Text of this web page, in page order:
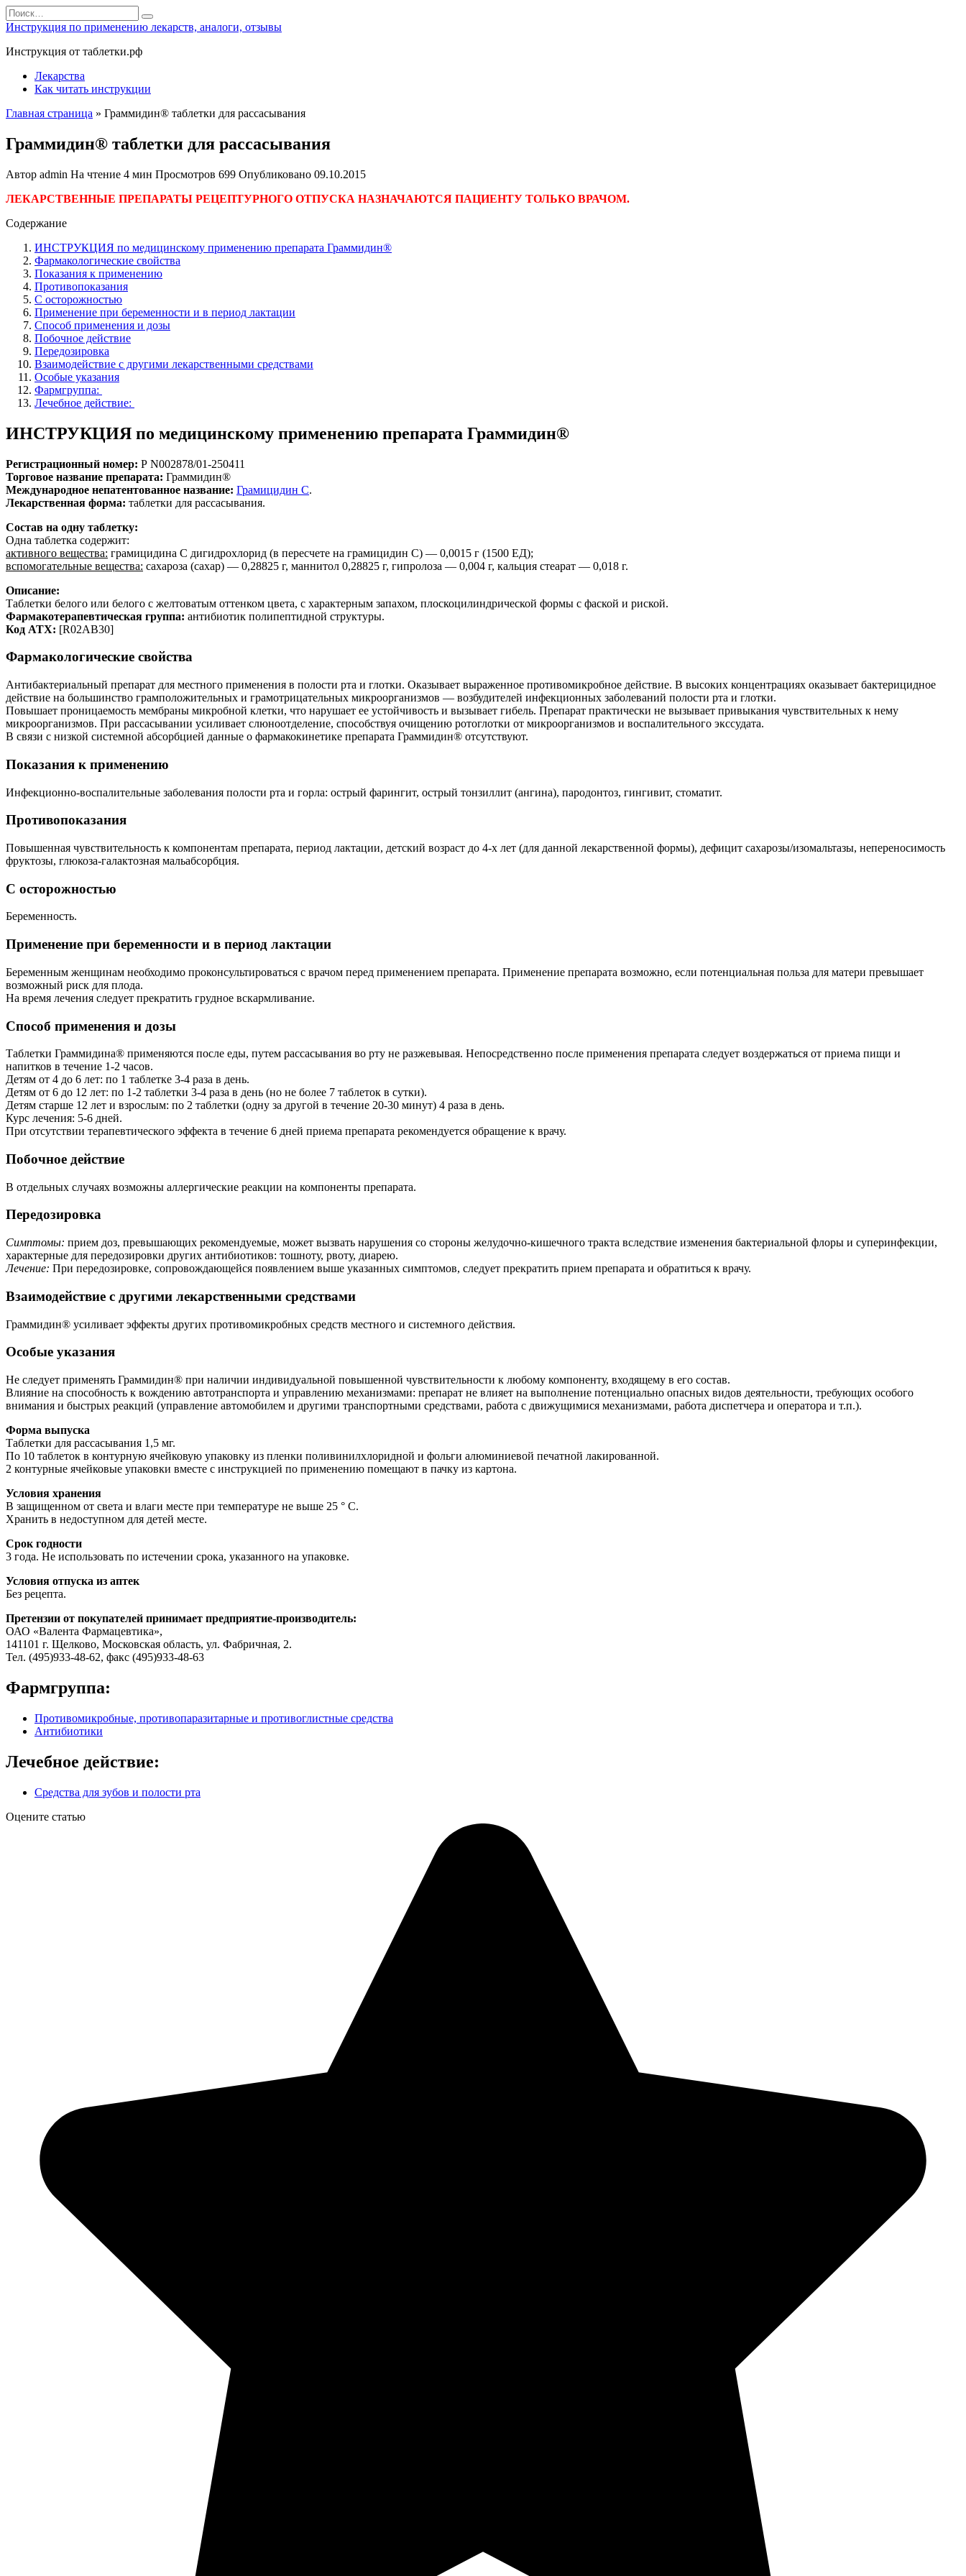
Перейти
к
содержанию
Search
for:
Инструкция по применению лекарств, аналоги, отзывы
Инструкция от таблетки.рф
Лекарства
Как читать инструкции
Главная страница » Граммидин® таблетки для рассасывания
Граммидин® таблетки для рассасывания
Автор admin На чтение 4 мин Просмотров 699 Опубликовано 09.10.2015
ЛЕКАРСТВЕННЫЕ ПРЕПАРАТЫ РЕЦЕПТУРНОГО ОТПУСКА НАЗНАЧАЮТСЯ ПАЦИЕНТУ ТОЛЬКО ВРАЧОМ.
Содержание
ИНСТРУКЦИЯ по медицинскому применению препарата Граммидин®
Фармакологические свойства
Показания к применению
Противопоказания
С осторожностью
Применение при беременности и в период лактации
Способ применения и дозы
Побочное действие
Передозировка
Взаимодействие с другими лекарственными средствами
Особые указания
Фармгруппа:
Лечебное действие:
ИНСТРУКЦИЯ по медицинскому применению препарата Граммидин®
Регистрационный номер: Р N002878/01-250411
Торговое название препарата: Граммидин®
Международное непатентованное название: Грамицидин С.
Лекарственная форма: таблетки для рассасывания.
Состав на одну таблетку:
Одна таблетка содержит:
активного вещества: грамицидина С дигидрохлорид (в пересчете на грамицидин С) — 0,0015 г (1500 ЕД);
вспомогательные вещества: сахароза (сахар) — 0,28825 г, маннитол 0,28825 г, гипролоза — 0,004 г, кальция стеарат — 0,018 г.
Описание:
Таблетки белого или белого с желтоватым оттенком цвета, с характерным запахом, плоскоцилиндрической формы с фаской и риской.
Фармакотерапевтическая группа: антибиотик полипептидной структуры.
Код АТХ: [R02AB30]
Фармакологические свойства
Антибактериальный препарат для местного применения в полости рта и глотки. Оказывает выраженное противомикробное действие. В высоких концентрациях оказывает бактерицидное
действие на большинство грамположительных и грамотрицательных микроорганизмов — возбудителей инфекционных заболеваний полости рта и глотки.
Повышает проницаемость мембраны микробной клетки, что нарушает ее устойчивость и вызывает гибель. Препарат практически не вызывает привыкания чувствительных к нему
микроорганизмов. При рассасывании усиливает слюноотделение, способствуя очищению ротоглотки от микроорганизмов и воспалительного экссудата.
В связи с низкой системной абсорбцией данные о фармакокинетике препарата Граммидин® отсутствуют.
Показания к применению
Инфекционно-воспалительные заболевания полости рта и горла: острый фарингит, острый тонзиллит (ангина), пародонтоз, гингивит, стоматит.
Противопоказания
Повышенная чувствительность к компонентам препарата, период лактации, детский возраст до 4-х лет (для данной лекарственной формы), дефицит сахарозы/изомальтазы, непереносимость
фруктозы, глюкоза-галактозная мальабсорбция.
С осторожностью
Беременность.
Применение при беременности и в период лактации
Беременным женщинам необходимо проконсультироваться с врачом перед применением препарата. Применение препарата возможно, если потенциальная польза для матери превышает
возможный риск для плода.
На время лечения следует прекратить грудное вскармливание.
Способ применения и дозы
Таблетки Граммидина® применяются после еды, путем рассасывания во рту не разжевывая. Непосредственно после применения препарата следует воздержаться от приема пищи и
напитков в течение 1-2 часов.
Детям от 4 до 6 лет: по 1 таблетке 3-4 раза в день.
Детям от 6 до 12 лет: по 1-2 таблетки 3-4 раза в день (но не более 7 таблеток в сутки).
Детям старше 12 лет и взрослым: по 2 таблетки (одну за другой в течение 20-30 минут) 4 раза в день.
Курс лечения: 5-6 дней.
При отсутствии терапевтического эффекта в течение 6 дней приема препарата рекомендуется обращение к врачу.
Побочное действие
В отдельных случаях возможны аллергические реакции на компоненты препарата.
Передозировка
Симптомы: прием доз, превышающих рекомендуемые, может вызвать нарушения со стороны желудочно-кишечного тракта вследствие изменения бактериальной флоры и суперинфекции,
характерные для передозировки других антибиотиков: тошноту, рвоту, диарею.
Лечение: При передозировке, сопровождающейся появлением выше указанных симптомов, следует прекратить прием препарата и обратиться к врачу.
Взаимодействие с другими лекарственными средствами
Граммидин® усиливает эффекты других противомикробных средств местного и системного действия.
Особые указания
Не следует применять Граммидин® при наличии индивидуальной повышенной чувствительности к любому компоненту, входящему в его состав.
Влияние на способность к вождению автотранспорта и управлению механизмами: препарат не влияет на выполнение потенциально опасных видов деятельности, требующих особого
внимания и быстрых реакций (управление автомобилем и другими транспортными средствами, работа с движущимися механизмами, работа диспетчера и оператора и т.п.).
Форма выпуска
Таблетки для рассасывания 1,5 мг.
По 10 таблеток в контурную ячейковую упаковку из пленки поливинилхлоридной и фольги алюминиевой печатной лакированной.
2 контурные ячейковые упаковки вместе с инструкцией по применению помещают в пачку из картона.
Условия хранения
В защищенном от света и влаги месте при температуре не выше 25 ° С.
Хранить в недоступном для детей месте.
Срок годности
3 года. Не использовать по истечении срока, указанного на упаковке.
Условия отпуска из аптек
Без рецепта.
Претензии от покупателей принимает предприятие-производитель:
ОАО «Валента Фармацевтика»,
141101 г. Щелково, Московская область, ул. Фабричная, 2.
Тел. (495)933-48-62, факс (495)933-48-63
Фармгруппа:
Противомикробные, противопаразитарные и противоглистные средства
Антибиотики
Лечебное действие:
Средства для зубов и полости рта
Оцените статью